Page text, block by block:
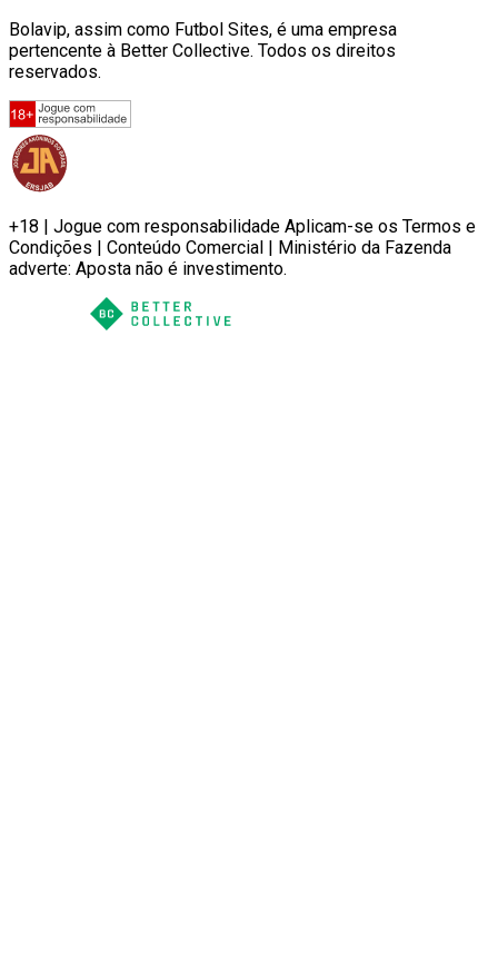
Bolavip, assim como Futbol Sites, é uma empresa
pertencente à Better Collective. Todos os direitos
reservados.
+18 | Jogue com responsabilidade Aplicam-se os Termos e
Condições | Conteúdo Comercial | Ministério da Fazenda
adverte: Aposta não é investimento.